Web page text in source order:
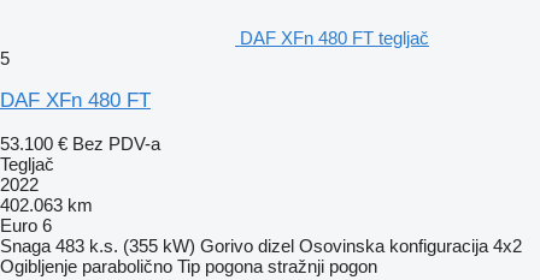
DAF XFn 480 FT tegljač
5
DAF XFn 480 FT
53.100 € Bez PDV-a
Tegljač
2022
402.063 km
Euro 6
Snaga 483 k.s. (355 kW) Gorivo dizel Osovinska konfiguracija 4x2
Ogibljenje parabolično Tip pogona stražnji pogon